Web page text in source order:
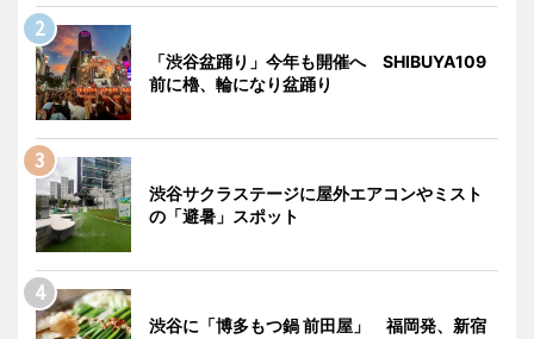
「渋谷盆踊り」今年も開催へ SHIBUYA109
前に櫓、輪になり盆踊り
渋谷サクラステージに屋外エアコンやミスト
の「避暑」スポット
渋谷に「博多もつ鍋 前田屋」 福岡発、新宿